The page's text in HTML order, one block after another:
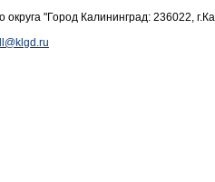
округа "Город Калининград: 236022,